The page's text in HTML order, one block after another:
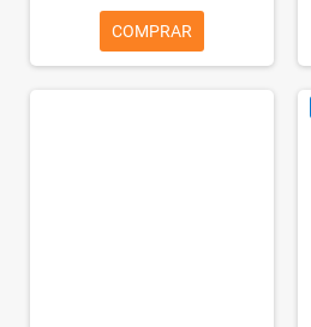
COMPRAR